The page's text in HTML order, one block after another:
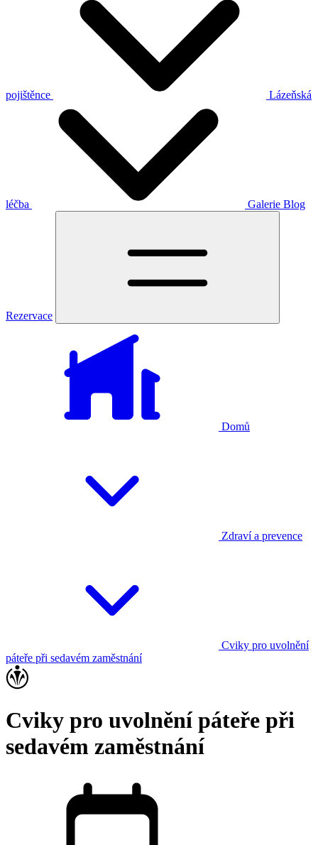
pojištěnce Lázeňská
léčba Galerie Blog
Rezervace
Domů
Zdraví a prevence
Cviky pro uvolnění
páteře při sedavém zaměstnání
Cviky pro uvolnění páteře při
sedavém zaměstnání